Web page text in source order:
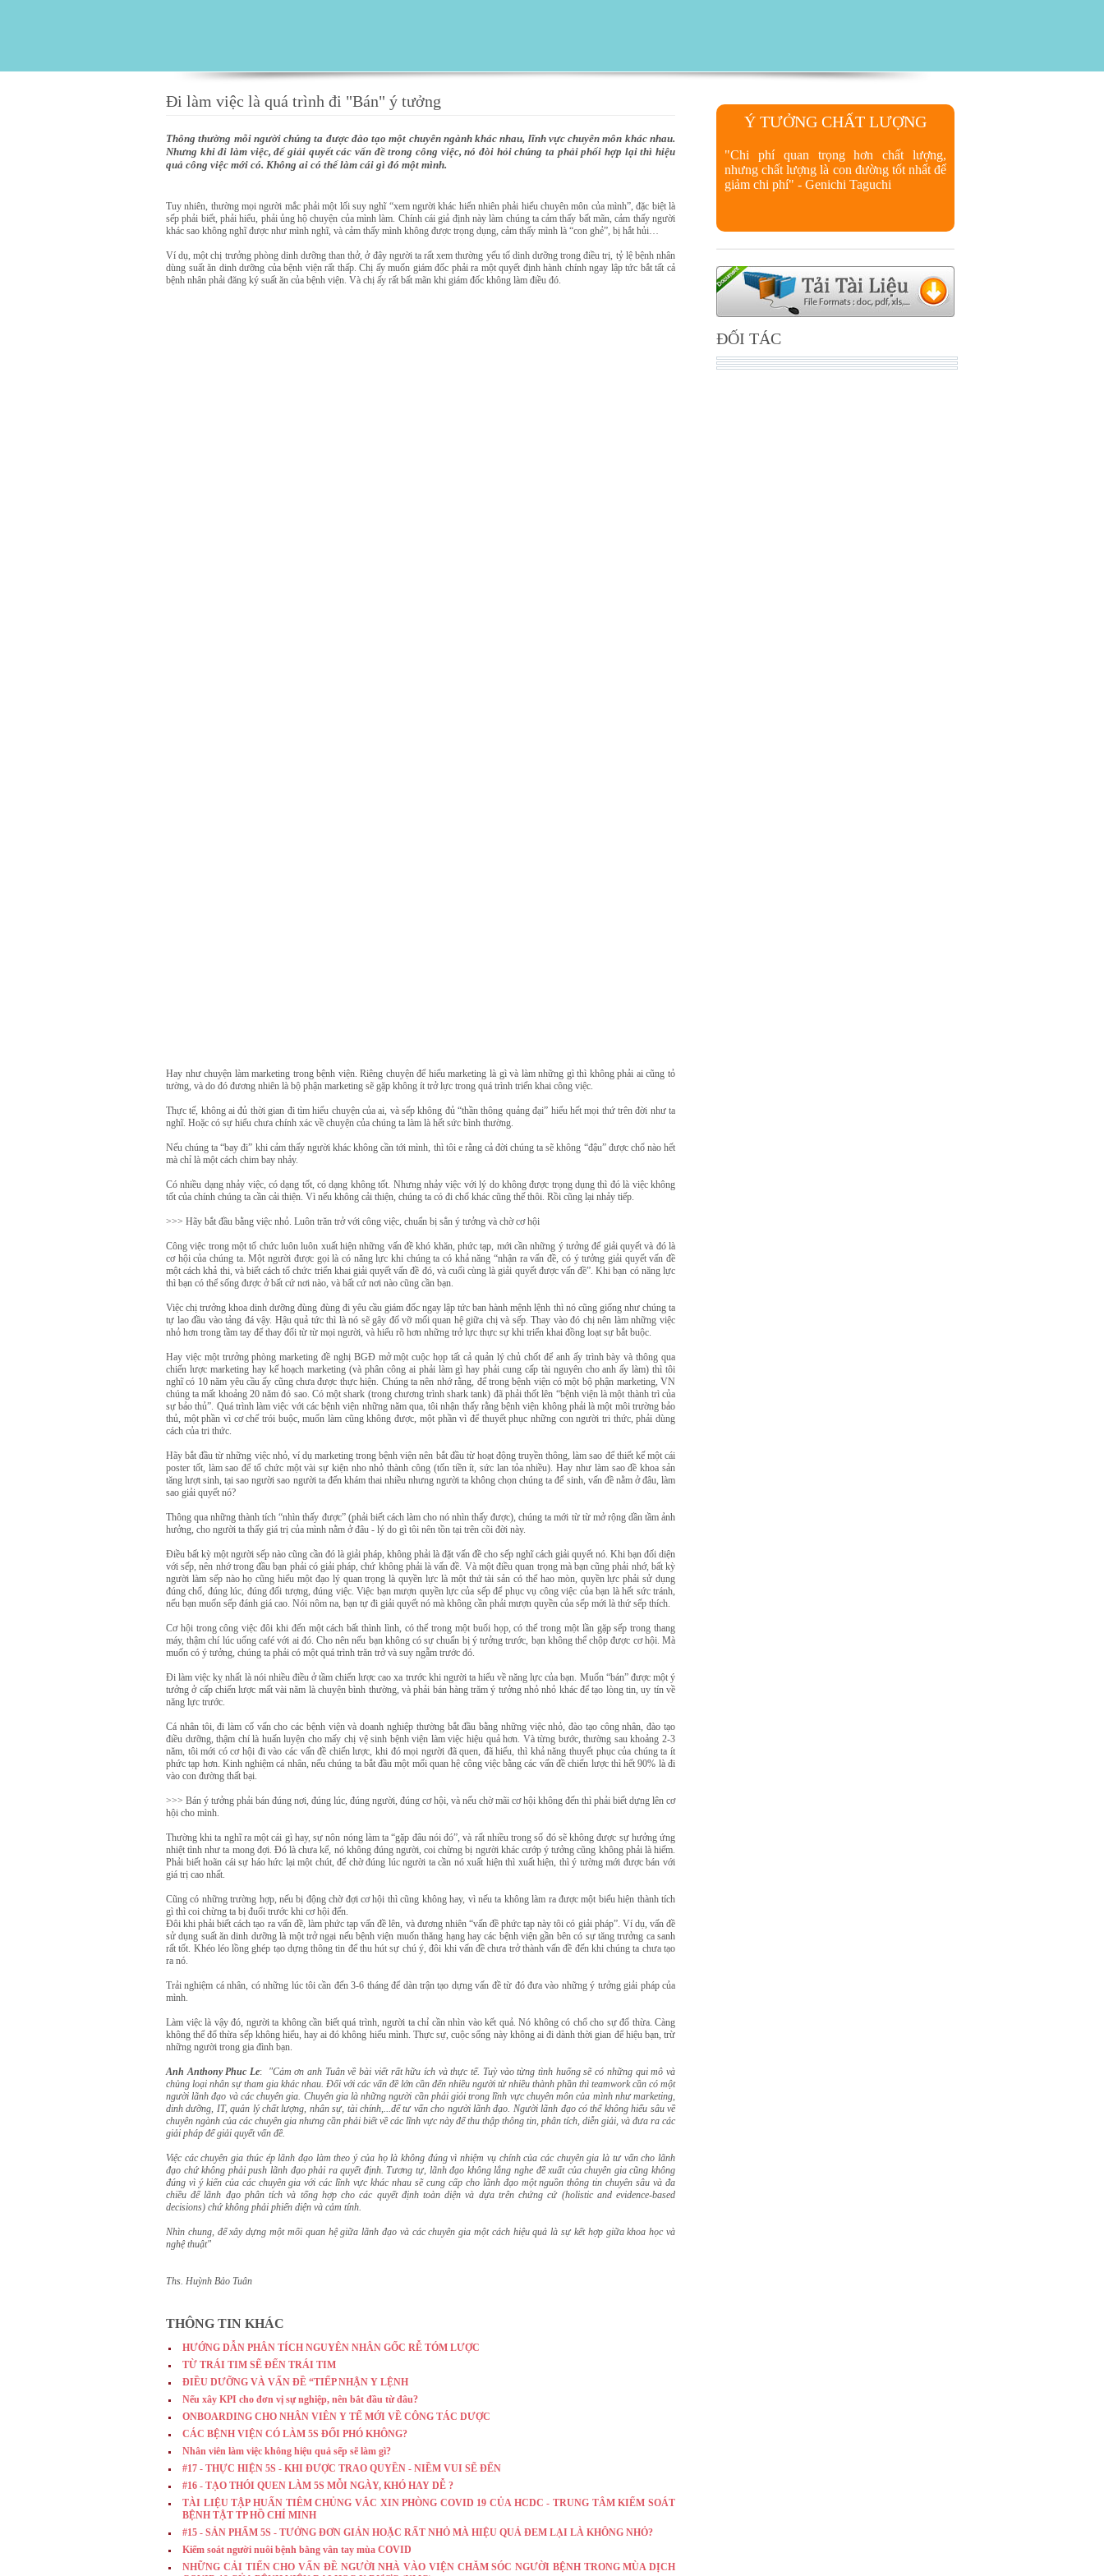
Đi làm việc là quá trình đi "Bán" ý tưởng
Thông thường mỗi người chúng ta được đào tạo một chuyên ngành khác nhau, lĩnh vực chuyên môn khác nhau.
Nhưng khi đi làm việc, để giải quyết các vấn đề trong công việc, nó đòi hỏi chúng ta phải phối hợp lại thì hiệu
quả công việc mới có. Không ai có thể làm cái gì đó một mình.
Tuy nhiên, thường mọi người mắc phải một lối suy nghĩ “xem người khác hiển nhiên phải hiểu chuyên môn của mình”, đặc biệt là
sếp phải biết, phải hiểu, phải ủng hộ chuyện của mình làm. Chính cái giả định này làm chúng ta cảm thấy bất mãn, cảm thấy người
khác sao không nghĩ được như mình nghĩ, và cảm thấy mình không được trọng dụng, cảm thấy mình là “con ghẻ”, bị hắt hủi…
Ví dụ, một chị trưởng phòng dinh dưỡng than thở, ở đây người ta rất xem thường yếu tố dinh dưỡng trong điều trị, tỷ lệ bệnh nhân
dùng suất ăn dinh dưỡng của bệnh viện rất thấp. Chị ấy muốn giám đốc phải ra một quyết định hành chính ngay lập tức bắt tất cả
bệnh nhân phải đăng ký suất ăn của bệnh viện. Và chị ấy rất bất mãn khi giám đốc không làm điều đó.
Hay như chuyện làm marketing trong bệnh viện. Riêng chuyện để hiểu marketing là gì và làm những gì thì không phải ai cũng tỏ
tường, và do đó đương nhiên là bộ phận marketing sẽ gặp không ít trở lực trong quá trình triển khai công việc.
Thực tế, không ai đủ thời gian đi tìm hiểu chuyện của ai, và sếp không đủ “thần thông quảng đại” hiểu hết mọi thứ trên đời như ta
nghĩ. Hoặc có sự hiểu chưa chính xác về chuyện của chúng ta làm là hết sức bình thường.
Nếu chúng ta “bay đi” khi cảm thấy người khác không cần tới mình, thì tôi e rằng cả đời chúng ta sẽ không “đậu” được chổ nào hết
mà chỉ là một cách chim bay nhảy.
Có nhiều dạng nhảy việc, có dạng tốt, có dạng không tốt. Nhưng nhảy việc với lý do không được trọng dụng thì đó là việc không
tốt của chính chúng ta cần cải thiện. Vì nếu không cải thiện, chúng ta có đi chổ khác cũng thế thôi. Rồi cũng lại nhảy tiếp.
>>> Hãy bắt đầu bằng việc nhỏ. Luôn trăn trở với công việc, chuẩn bị sẳn ý tưởng và chờ cơ hội
Công việc trong một tổ chức luôn luôn xuất hiện những vấn đề khó khăn, phức tạp, mới cần những ý tưởng để giải quyết và đó là
cơ hội của chúng ta. Một người được gọi là có năng lực khi chúng ta có khả năng “nhận ra vấn đề, có ý tưởng giải quyết vấn đề
một cách khả thi, và biết cách tổ chức triển khai giải quyết vấn đề đó, và cuối cùng là giải quyết được vấn đề”. Khi bạn có năng lực
thì bạn có thể sống được ở bất cứ nơi nào, và bất cứ nơi nào cũng cần bạn.
Việc chị trưởng khoa dinh dưỡng đùng đùng đi yêu cầu giám đốc ngay lập tức ban hành mệnh lệnh thì nó cũng giống như chúng ta
tự lao đầu vào tảng đá vậy. Hậu quả tức thì là nó sẽ gây đổ vỡ mối quan hệ giữa chị và sếp. Thay vào đó chị nên làm những việc
nhỏ hơn trong tầm tay để thay đổi từ từ mọi người, và hiểu rõ hơn những trở lực thực sự khi triển khai đồng loạt sự bắt buộc.
Hay việc một trưởng phòng marketing đề nghị BGĐ mở một cuộc họp tất cả quản lý chủ chốt để anh ấy trình bày và thông qua
chiến lược marketing hay kế hoạch marketing (và phân công ai phải làm gì hay phải cung cấp tài nguyên cho anh ấy làm) thì tôi
nghĩ có 10 năm yêu cầu ấy cũng chưa được thực hiện. Chúng ta nên nhớ rằng, để trong bệnh viện có một bộ phận marketing, VN
chúng ta mất khoảng 20 năm đó sao. Có một shark (trong chương trình shark tank) đã phải thốt lên “bệnh viện là một thành trì của
sự bảo thủ”. Quá trình làm việc với các bệnh viện những năm qua, tôi nhận thấy rằng bệnh viện không phải là một môi trường bảo
thủ, một phần vì cơ chế trói buộc, muốn làm cũng không được, một phần vì để thuyết phục những con người tri thức, phải dùng
cách của tri thức.
Hãy bắt đầu từ những việc nhỏ, ví dụ marketing trong bệnh viện nên bắt đầu từ hoạt động truyền thông, làm sao để thiết kế một cái
poster tốt, làm sao để tổ chức một vài sự kiện nho nhỏ thành công (tốn tiền ít, sức lan tỏa nhiều). Hay như làm sao đề khoa sản
tăng lượt sinh, tại sao người sao người ta đến khám thai nhiều nhưng người ta không chọn chúng ta để sinh, vấn đề nằm ở đâu, làm
sao giải quyết nó?
Thông qua những thành tích “nhìn thấy được” (phải biết cách làm cho nó nhìn thấy được), chúng ta mới từ từ mở rộng dần tầm ảnh
hưởng, cho người ta thấy giá trị của mình nằm ở đâu - lý do gì tôi nên tồn tại trên cõi đời này.
Điều bất kỳ một người sếp nào cũng cần đó là giải pháp, không phải là đặt vấn đề cho sếp nghĩ cách giải quyết nó. Khi bạn đối diện
với sếp, nên nhớ trong đầu bạn phải có giải pháp, chứ không phải là vấn đề. Và một điều quan trọng mà bạn cũng phải nhớ, bất kỳ
người làm sếp nào họ cũng hiểu một đạo lý quan trọng là quyền lực là một thứ tài sản có thể hao mòn, quyền lực phải sử dụng
đúng chổ, đúng lúc, đúng đối tượng, đúng việc. Việc bạn mượn quyền lực của sếp để phục vụ công việc của bạn là hết sức tránh,
nếu bạn muốn sếp đánh giá cao. Nói nôm na, bạn tự đi giải quyết nó mà không cần phải mượn quyền của sếp mới là thứ sếp thích.
Cơ hội trong công việc đôi khi đến một cách bất thình lình, có thể trong một buổi họp, có thể trong một lần gặp sếp trong thang
máy, thậm chí lúc uống café với ai đó. Cho nên nếu bạn không có sự chuẩn bị ý tưởng trước, bạn không thể chộp được cơ hội. Mà
muốn có ý tưởng, chúng ta phải có một quá trình trăn trở và suy ngẫm trước đó.
Đi làm việc kỵ nhất là nói nhiều điều ở tầm chiến lược cao xa trước khi người ta hiểu về năng lực của bạn. Muốn “bán” được một ý
tưởng ở cấp chiến lược mất vài năm là chuyện bình thường, và phải bán hàng trăm ý tưởng nhỏ nhỏ khác để tạo lòng tin, uy tín về
năng lực trước.
Cá nhân tôi, đi làm cố vấn cho các bệnh viện và doanh nghiệp thường bắt đầu bằng những việc nhỏ, đào tạo công nhân, đào tạo
điều dưỡng, thậm chí là huấn luyện cho mấy chị vệ sinh bệnh viện làm việc hiệu quả hơn. Và từng bước, thường sau khoảng 2-3
năm, tôi mới có cơ hội đi vào các vấn đề chiến lược, khi đó mọi người đã quen, đã hiểu, thì khả năng thuyết phục của chúng ta ít
phức tạp hơn. Kinh nghiệm cá nhân, nếu chúng ta bắt đầu một mối quan hệ công việc bằng các vấn đề chiến lược thì hết 90% là đi
vào con đường thất bại.
>>> Bán ý tưởng phải bán đúng nơi, đúng lúc, đúng người, đúng cơ hội, và nếu chờ mãi cơ hội không đến thì phải biết dựng lên cơ
hội cho mình.
Thường khi ta nghĩ ra một cái gì hay, sự nôn nóng làm ta “gặp đâu nói đó”, và rất nhiều trong số đó sẽ không được sự hưởng ứng
nhiệt tình như ta mong đợi. Đó là chưa kể, nó không đúng người, coi chừng bị người khác cướp ý tưởng cũng không phải là hiếm.
Phải biết hoãn cái sự háo hức lại một chút, để chờ đúng lúc người ta cần nó xuất hiện thì xuất hiện, thì ý tường mới được bán với
giá trị cao nhất.
Cũng có những trường hợp, nếu bị động chờ đợi cơ hội thì cũng không hay, vì nếu ta không làm ra được một biểu hiện thành tích
gì thì coi chừng ta bị đuổi trước khi cơ hội đến.
Đôi khi phải biết cách tạo ra vấn đề, làm phức tạp vấn đề lên, và đương nhiên “vấn đề phức tạp này tôi có giải pháp”. Ví dụ, vấn đề
sử dụng suất ăn dinh dưỡng là một trở ngại nếu bệnh viện muốn thăng hạng hay các bệnh viện gần bên có sự tăng trưởng ca sanh
rất tốt. Khéo léo lồng ghép tạo dựng thông tin để thu hút sự chú ý, đôi khi vấn đề chưa trở thành vấn đề đến khi chúng ta chưa tạo
ra nó.
Trải nghiệm cá nhân, có những lúc tôi cần đến 3-6 tháng để dàn trận tạo dựng vấn đề từ đó đưa vào những ý tưởng giải pháp của
mình.
Làm việc là vậy đó, người ta không cần biết quá trình, người ta chỉ cần nhìn vào kết quả. Nó không có chổ cho sự đổ thừa. Càng
không thể đổ thừa sếp không hiểu, hay ai đó không hiểu mình. Thực sự, cuộc sống này không ai đi dành thời gian để hiệu bạn, trừ
những người trong gia đình bạn.
Anh Anthony Phuc Le:
"Cảm ơn anh Tuân về bài viết rất hữu ích và thực tế. Tuỳ vào từng tình huống sẽ có những qui mô và
chủng loại nhân sự tham gia khác nhau. Đối với các vấn đề lớn cần đến nhiều người từ nhiều thành phần thì teamwork cần có một
người lãnh đạo và các chuyên gia. Chuyên gia là những người cần phải giỏi trong lĩnh vực chuyên môn của mình như marketing,
dinh dưỡng, IT, quản lý chất lượng, nhân sự, tài chính,...để tư vấn cho người lãnh đạo. Người lãnh đạo có thể không hiểu sâu về
chuyên ngành của các chuyên gia nhưng cần phải biết về các lĩnh vực này để thu thập thông tin, phân tích, diễn giải, và đưa ra các
giải pháp để giải quyết vấn đề.
Việc các chuyên gia thúc ép lãnh đạo làm theo ý của họ là không đúng vì nhiệm vụ chính của các chuyên gia là tư vấn cho lãnh
đạo chứ không phải push lãnh đạo phải ra quyết định. Tương tự, lãnh đạo không lắng nghe đề xuất của chuyên gia cũng không
đúng vì ý kiến của các chuyên gia với các lĩnh vực khác nhau sẽ cung cấp cho lãnh đạo một nguồn thông tin chuyên sâu và đa
chiều để lãnh đạo phân tích và tổng hợp cho các quyết định toàn diện và dựa trên chứng cứ (holistic and evidence-based
decisions) chứ không phải phiến diện và cảm tính.
Nhìn chung, để xây dựng một mối quan hệ giữa lãnh đạo và các chuyên gia một cách hiệu quả là sự kết hợp giữa khoa học và
nghệ thuật"
Ths. Huỳnh Bảo Tuân
THÔNG TIN KHÁC
HƯỚNG DẪN PHÂN TÍCH NGUYÊN NHÂN GỐC RỄ TÓM LƯỢC
TỪ TRÁI TIM SẼ ĐẾN TRÁI TIM
ĐIỀU DƯỠNG VÀ VẤN ĐỀ “TIẾP NHẬN Y LỆNH
Nếu xây KPI cho đơn vị sự nghiệp, nên bắt đầu từ đâu?
ONBOARDING CHO NHÂN VIÊN Y TẾ MỚI VỀ CÔNG TÁC DƯỢC
CÁC BỆNH VIỆN CÓ LÀM 5S ĐỐI PHÓ KHÔNG?
Nhân viên làm việc không hiệu quả sếp sẽ làm gì?
#17 - THỰC HIỆN 5S - KHI ĐƯỢC TRAO QUYỀN - NIỀM VUI SẼ ĐẾN
#16 - TẠO THÓI QUEN LÀM 5S MỖI NGÀY, KHÓ HAY DỄ ?
TÀI LIỆU TẬP HUẤN TIÊM CHỦNG VẮC XIN PHÒNG COVID 19 CỦA HCDC - TRUNG TÂM KIỂM SOÁT
BỆNH TẬT TP HỒ CHÍ MINH
#15 - SẢN PHẨM 5S - TƯỞNG ĐƠN GIẢN HOẶC RẤT NHỎ MÀ HIỆU QUẢ ĐEM LẠI LÀ KHÔNG NHỎ?
Kiểm soát người nuôi bệnh bằng vân tay mùa COVID
NHỮNG CẢI TIẾN CHO VẤN ĐỀ NGƯỜI NHÀ VÀO VIỆN CHĂM SÓC NGƯỜI BỆNH TRONG MÙA DỊCH
Ý TƯỞNG CHẤT LƯỢNG
"Chi phí quan trọng hơn chất lượng,
nhưng chất lượng là con đường tốt nhất để
giảm chi phí" - Genichi Taguchi
ĐỐI TÁC